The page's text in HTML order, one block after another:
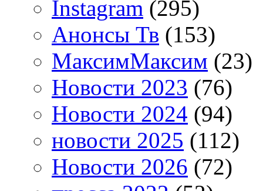
Instagram (295)
Анонсы Тв (153)
МаксимМаксим (23)
Новости 2023 (76)
Новости 2024 (94)
новости 2025 (112)
Новости 2026 (72)